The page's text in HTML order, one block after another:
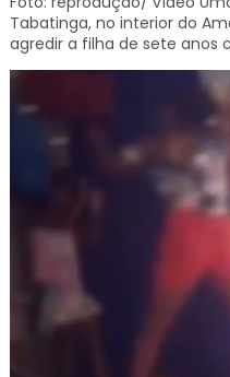
Tabatinga, no interior do
agredir a filha de sete anos